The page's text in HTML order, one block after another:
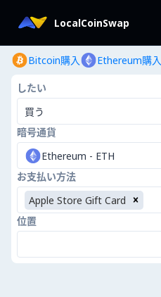
LocalCoinSwap
Bitcoin購入 Ethereum購入
したい
買う
暗号通貨
Ethereum - ETH
お支払い方法
Apple Store Gift Card
位置